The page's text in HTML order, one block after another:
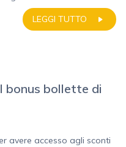
LEGGI TUTTO
bonus bollette di
avere accesso agli sconti